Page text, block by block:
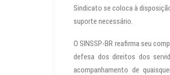
Sindicato se coloca à
suporte necessário.
O SINSSP-BR reafirma seu
defesa dos direitos dos
acompanhamento de